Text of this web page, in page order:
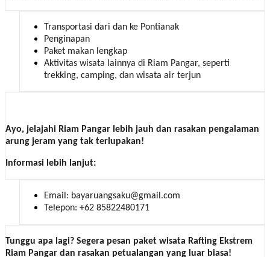
Transportasi dari dan ke Pontianak
Penginapan
Paket makan lengkap
Aktivitas wisata lainnya di Riam Pangar, seperti
trekking, camping, dan wisata air terjun
Ayo, jelajahi Riam Pangar lebih jauh dan rasakan pengalaman
arung jeram yang tak terlupakan!
Informasi lebih lanjut:
Email: bayaruangsaku@gmail.com
Telepon: +62 85822480171
Tunggu apa lagi? Segera pesan paket wisata Rafting Ekstrem
Riam Pangar dan rasakan petualangan yang luar biasa!